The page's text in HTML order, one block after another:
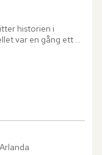
historien i
var en gång ett
och svala...